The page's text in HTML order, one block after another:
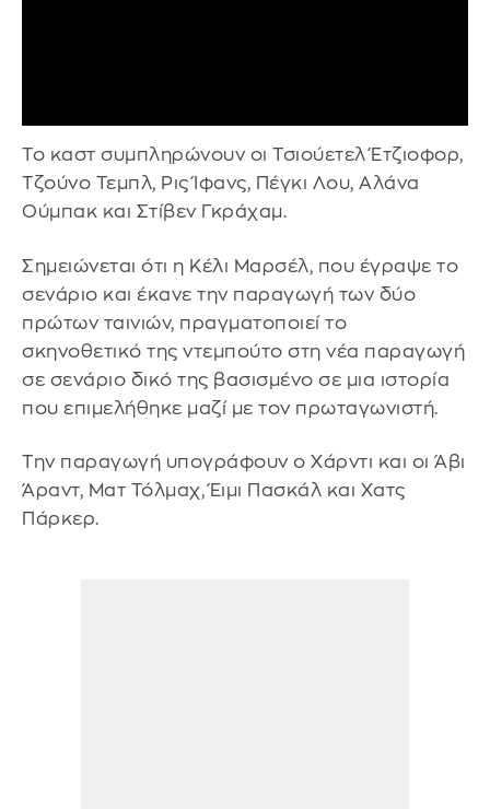
Το καστ συμπληρώνουν οι Τσιούετελ Έτζιοφορ,
Τζούνο Τεμπλ, Ρις Ίφανς, Πέγκι Λου, Αλάνα
Ούμπακ και Στίβεν Γκράχαμ.
Σημειώνεται ότι η Κέλι Μαρσέλ, που έγραψε το
σενάριο και έκανε την παραγωγή των δύο
πρώτων ταινιών, πραγματοποιεί το
σκηνοθετικό της ντεμπούτο στη νέα παραγωγή
σε σενάριο δικό της βασισμένο σε μια ιστορία
που επιμελήθηκε μαζί με τον πρωταγωνιστή.
Την παραγωγή υπογράφουν ο Χάρντι και οι Άβι
Άραντ, Ματ Τόλμαχ, Έιμι Πασκάλ και Χατς
Πάρκερ.